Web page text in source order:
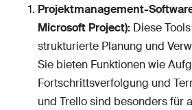
Projektmanagement-
Microsoft Project): Diese
strukturierte Planung und
Sie bieten Funktionen wie
Fortschrittsverfolgung und
und Trello sind besonders für